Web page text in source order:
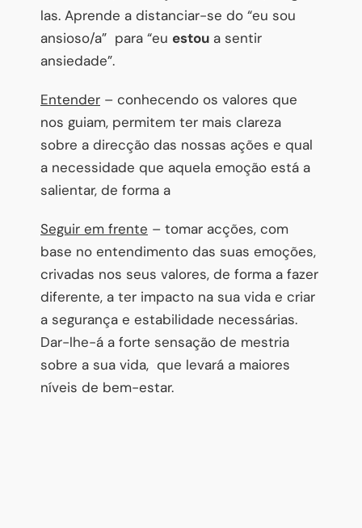
las. Aprende a distanciar-se do “eu sou
ansioso/a” para “eu estou a sentir
ansiedade”.
Entender – conhecendo os valores que
nos guiam, permitem ter mais clareza
sobre a direcção das nossas ações e qual
a necessidade que aquela emoção está a
salientar, de forma a
Seguir em frente – tomar acções, com
base no entendimento das suas emoções,
crivadas nos seus valores, de forma a fazer
diferente, a ter impacto na sua vida e criar
a segurança e estabilidade necessárias.
Dar-lhe-á a forte sensação de mestria
sobre a sua vida, que levará a maiores
níveis de bem-estar.